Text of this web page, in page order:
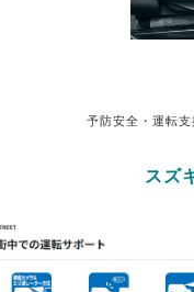
予防安全・運転
スズ